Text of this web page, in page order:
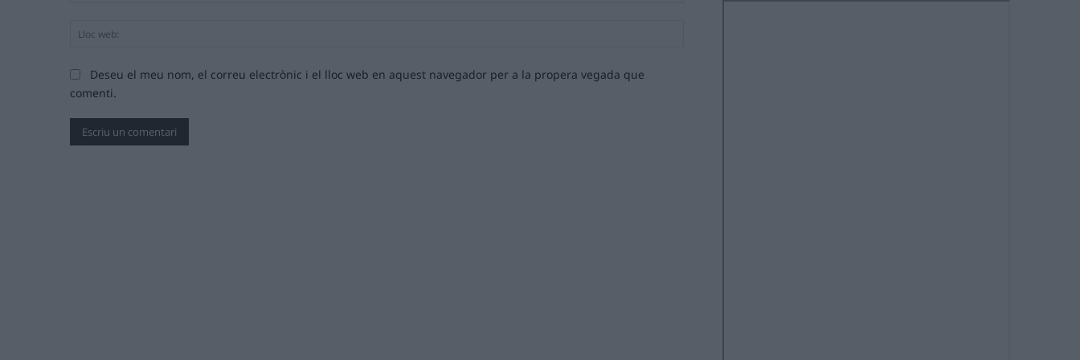
Deseu el meu nom, el correu electrònic i el lloc web en aquest navegador per a la propera vegada que
comenti.